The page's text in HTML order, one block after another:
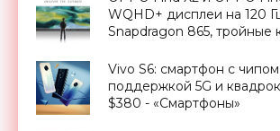
WQHD+ дисплеи на 120
Snapdragon 865, тройные
1000 евро - «Смартфоны»
Vivo S6: смартфон с
поддержкой 5G и
$380 - «Смартфоны»